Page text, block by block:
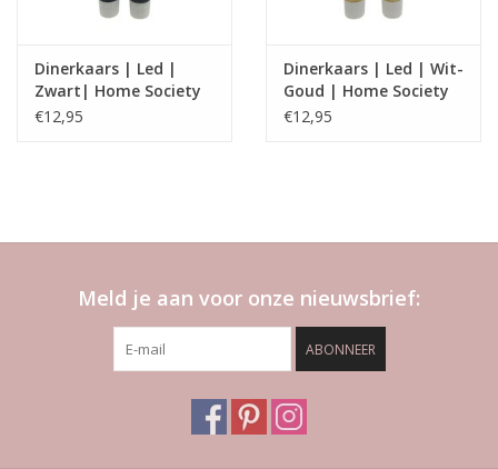
Dinerkaars | Led |
Zwart| Home Society
€12,95
Dinerkaars | Led | Wit-
Goud | Home Society
€12,95
Meld je aan voor onze nieuwsbrief:
ABONNEER